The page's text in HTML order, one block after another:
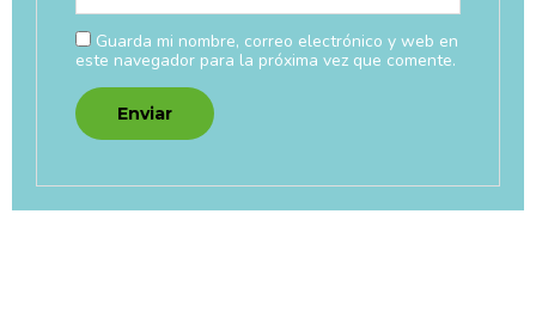
Guarda mi nombre, correo electrónico y web en
este navegador para la próxima vez que comente.